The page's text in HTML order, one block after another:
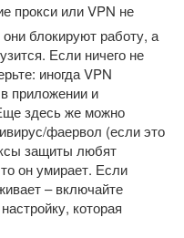
прокси или VPN не
блокируют работу, а
Если ничего не
иногда VPN
приложении и
здесь же можно
фаервол (если это
защиты любят
он умирает. Если
– включайте
которая